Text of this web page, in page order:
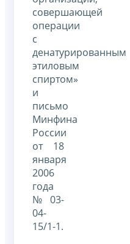
совершающей
операции
с
денатурированным
этиловым
спиртом»
и
письмо
Минфина
России
от 18
января
2006
года
№ 03-
04-
15/1-1.